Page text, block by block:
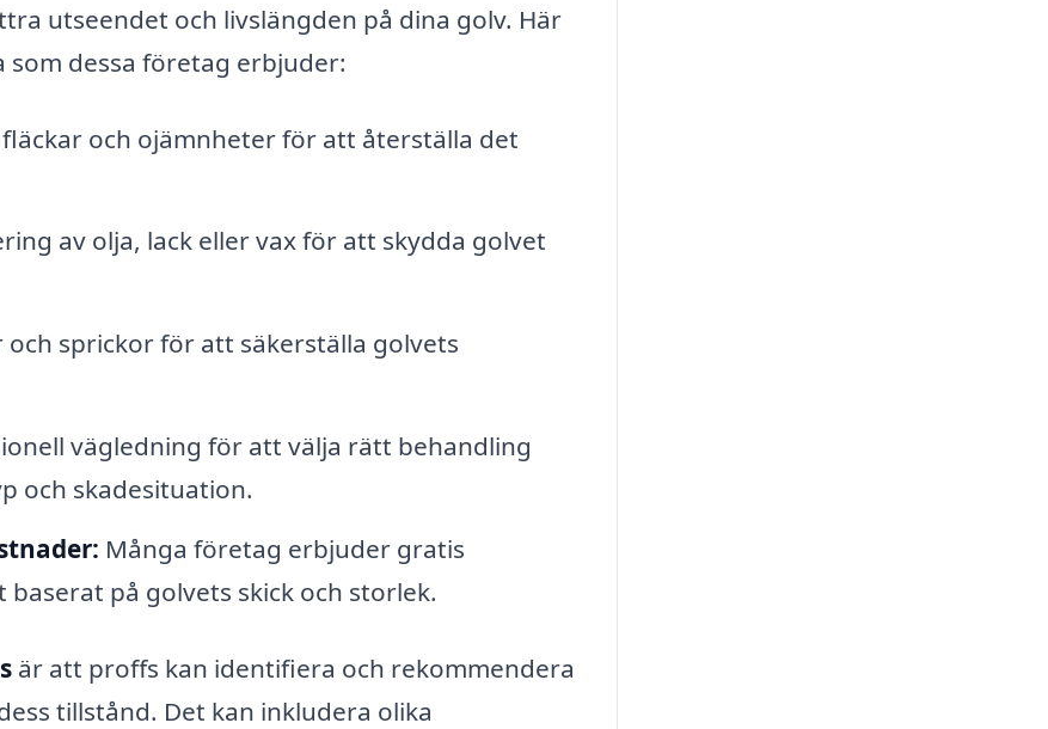
utseendet och livslängden på dina golv. Här
dessa företag erbjuder:
fläckar och ojämnheter för att återställa det
av olja, lack eller vax för att skydda golvet
och sprickor för att säkerställa golvets
vägledning för att välja rätt behandling
och skadesituation.
Många företag erbjuder gratis
på golvets skick och storlek.
är att proffs kan identifiera och rekommendera
tillstånd. Det kan inkludera olika